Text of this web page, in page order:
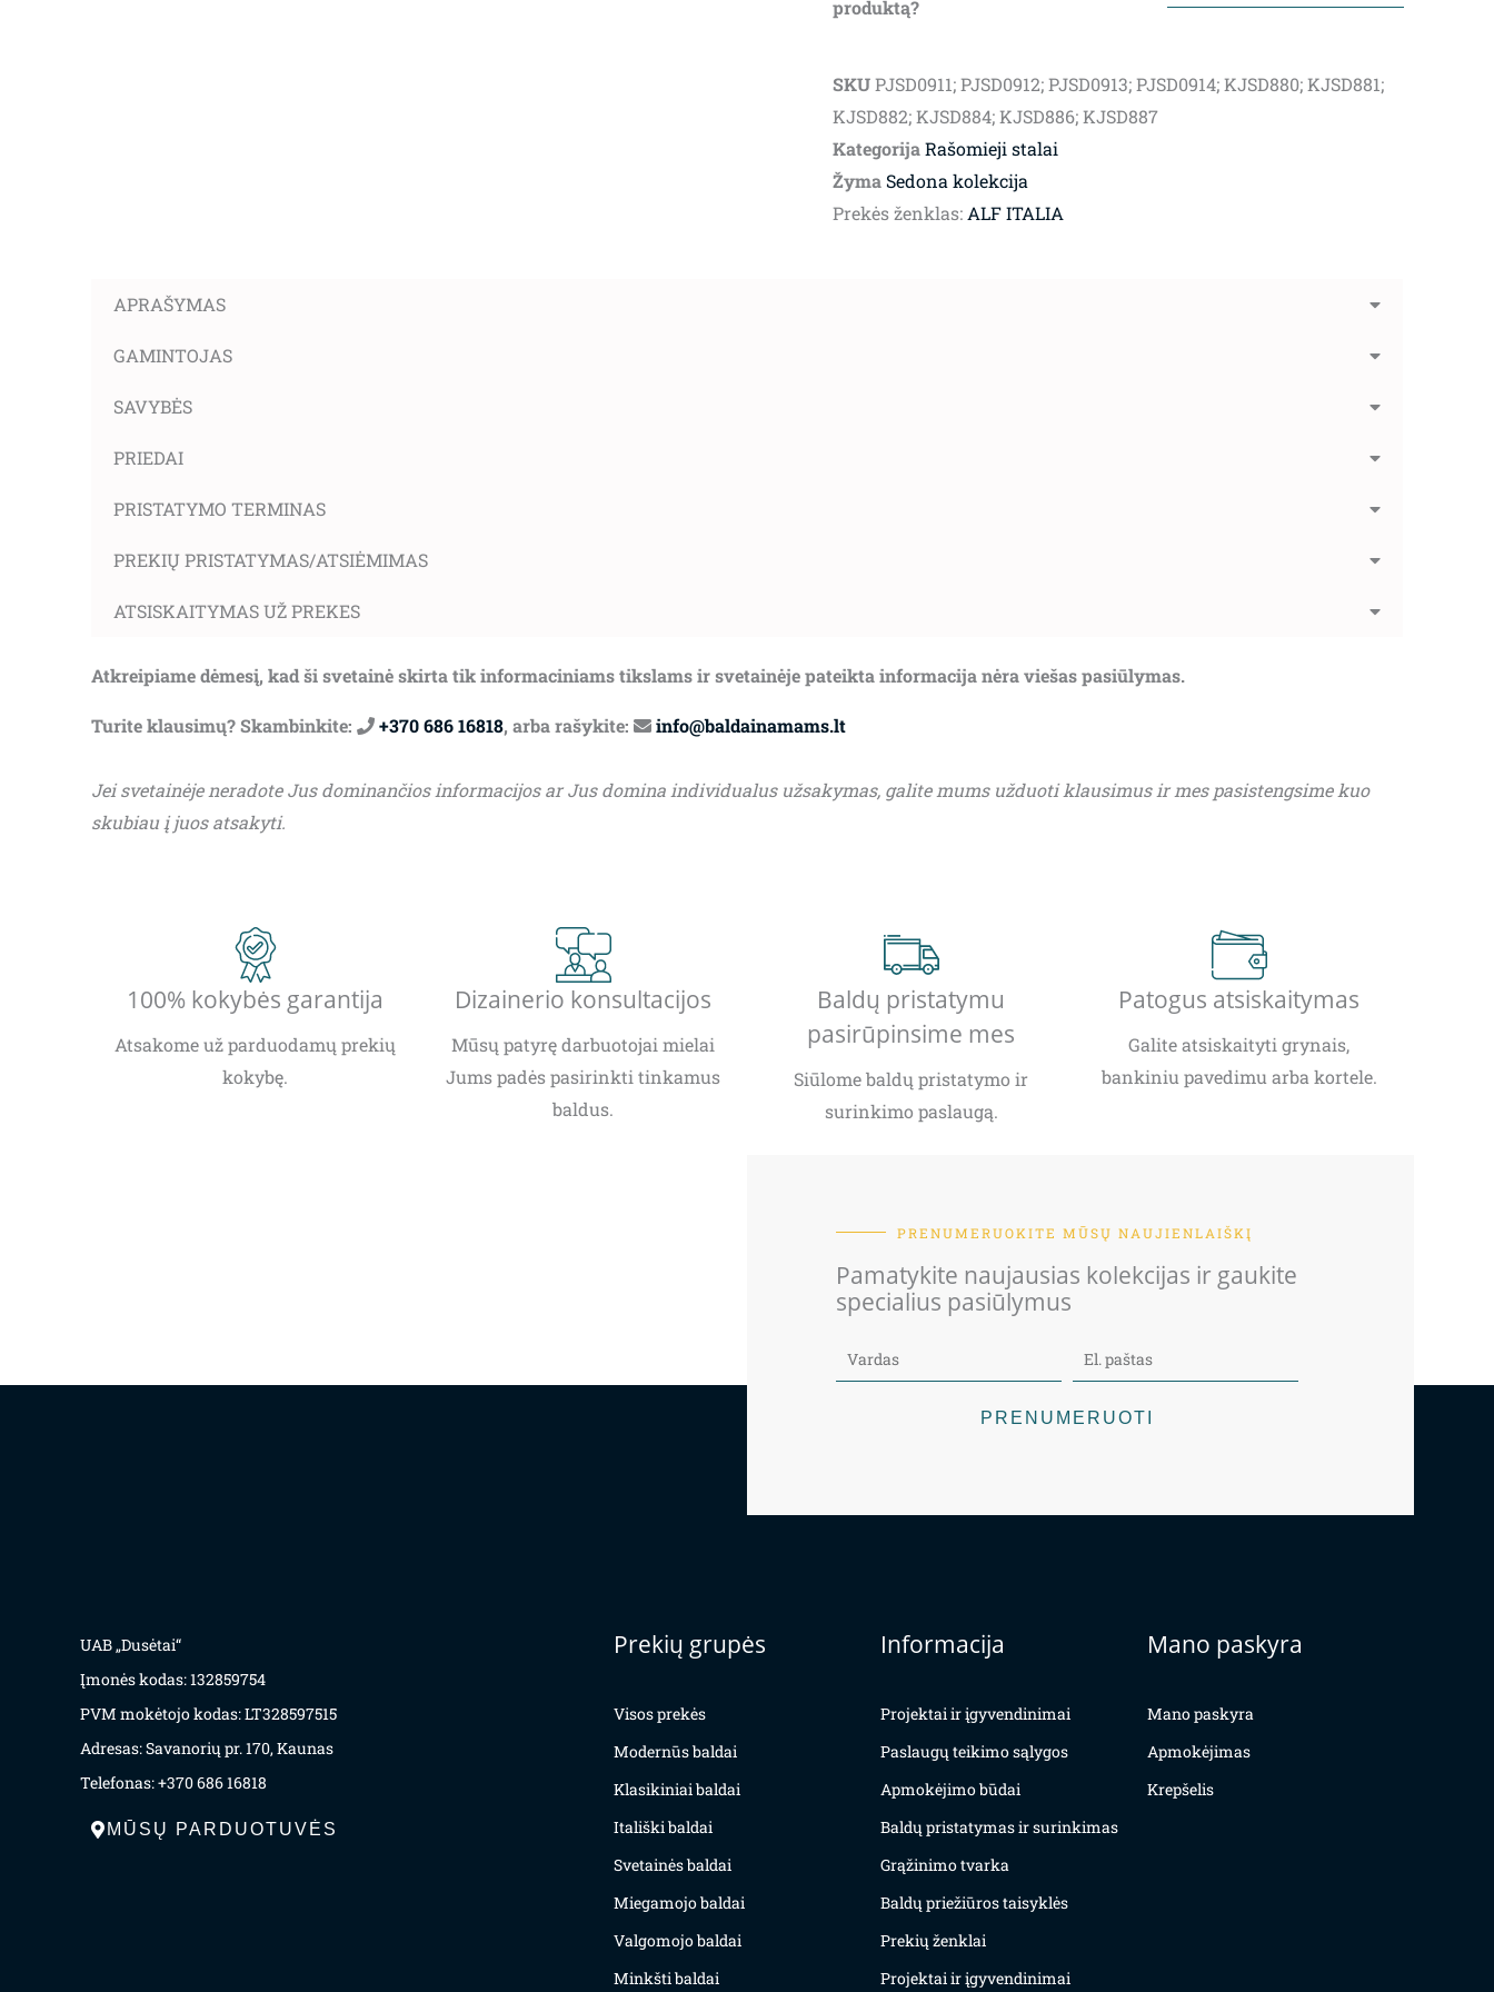
produktą?
SKUPJSD0911; PJSD0912; PJSD0913; PJSD0914; KJSD880; KJSD881;
KJSD882; KJSD884; KJSD886; KJSD887
KategorijaRašomieji stalai
ŽymaSedona kolekcija
Prekės ženklas: ALF ITALIA
APRAŠYMAS
GAMINTOJAS
SAVYBĖS
PRIEDAI
PRISTATYMO TERMINAS
PREKIŲ PRISTATYMAS/ATSIĖMIMAS
ATSISKAITYMAS UŽ PREKES
Atkreipiame dėmesį, kad ši svetainė skirta tik informaciniams tikslams ir svetainėje pateikta informacija nėra viešas pasiūlymas.
Turite klausimų? Skambinkite: +370 686 16818, arba rašykite: info@baldainamams.lt
Jei svetainėje neradote Jus dominančios informacijos ar Jus domina individualus užsakymas, galite mums užduoti klausimus ir mes pasistengsime kuo
skubiau į juos atsakyti.
100% kokybės garantija
Atsakome už parduodamų prekių
kokybę.
Dizainerio konsultacijos
Mūsų patyrę darbuotojai mielai
Jums padės pasirinkti tinkamus
baldus.
Baldų pristatymu
pasirūpinsime mes
Siūlome baldų pristatymo ir
surinkimo paslaugą.
Patogus atsiskaitymas
Galite atsiskaityti grynais,
bankiniu pavedimu arba kortele.
PRENUMERUOKITE MŪSŲ NAUJIENLAIŠKĮ
Pamatykite naujausias kolekcijas ir gaukite
specialius pasiūlymus
PRENUMERUOTI
UAB „Dusėtai“
Įmonės kodas: 132859754
PVM mokėtojo kodas: LT328597515
Adresas: Savanorių pr. 170, Kaunas
Telefonas: +370 686 16818
MŪSŲ PARDUOTUVĖS
Prekių grupės
Visos prekės
Modernūs baldai
Klasikiniai baldai
Itališki baldai
Svetainės baldai
Miegamojo baldai
Valgomojo baldai
Minkšti baldai
Informacija
Projektai ir įgyvendinimai
Paslaugų teikimo sąlygos
Apmokėjimo būdai
Baldų pristatymas ir surinkimas
Grąžinimo tvarka
Baldų priežiūros taisyklės
Prekių ženklai
Projektai ir įgyvendinimai
Mano paskyra
Mano paskyra
Apmokėjimas
Krepšelis